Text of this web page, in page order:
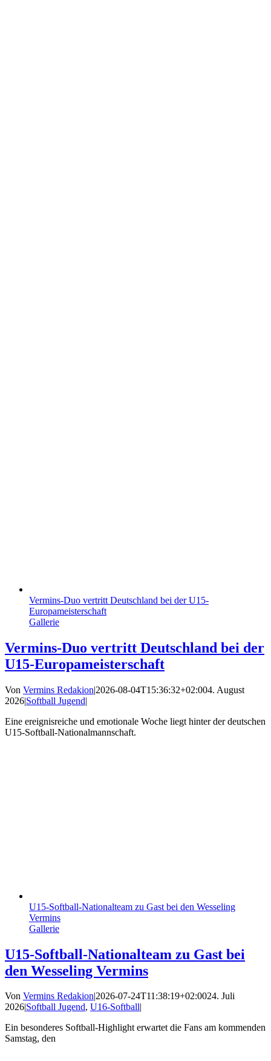
Vermins-Duo vertritt Deutschland bei der U15-
Europameisterschaft
Gallerie
Vermins-Duo vertritt Deutschland bei der
U15-Europameisterschaft
Von Vermins Redakion|2026-08-04T15:36:32+02:004. August
2026|Softball Jugend|
Eine ereignisreiche und emotionale Woche liegt hinter der deutschen
U15-Softball-Nationalmannschaft.
U15-Softball-Nationalteam zu Gast bei den Wesseling
Vermins
Gallerie
U15-Softball-Nationalteam zu Gast bei
den Wesseling Vermins
Von Vermins Redakion|2026-07-24T11:38:19+02:0024. Juli
2026|Softball Jugend, U16-Softball|
Ein besonderes Softball-Highlight erwartet die Fans am kommenden
Samstag, den